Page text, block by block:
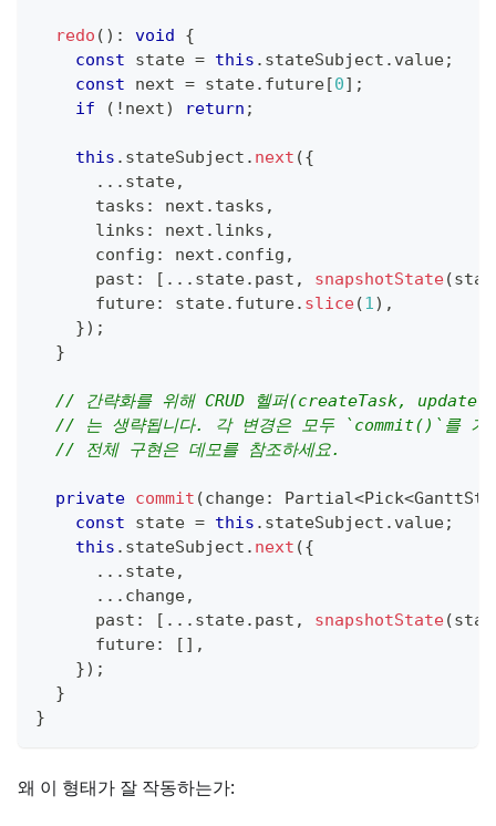
redo ( ) : void
{
const state = this . stateSubject . value;
const next = state. future[0] ;
if
( ! next) return ;
this . stateSubject . next ({
... state,
      tasks
: next . tasks ,
      links
: next . links ,
      config
: next . config ,
      past
: [ ... state. past , snapshotState(
      future
: state. future. slice(1 ) ,
}) ;
}
// 간략화를 위해 CRUD 헬퍼(createTask,
// 는 생략됩니다. 각 변경은 모두 `commit()`를 거
// 전체 구현은 데모를 참조하세요.
private commit (change: Partial<Pick<
const state = this . stateSubject . value;
this . stateSubject . next ({
... state,
... change,
      past
: [ ... state. past , snapshotState(
      future
: [ ] ,
}) ;
}
}
왜 이 형태가 잘 작동하는가: